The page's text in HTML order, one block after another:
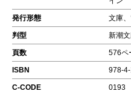
発行形態 文庫
判型 新潮
頁数 576ペ
ISBN 978-
C-CODE 0193